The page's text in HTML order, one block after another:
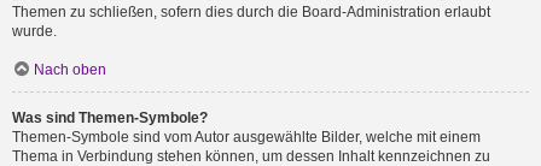
Themen zu schließen, sofern dies durch die Board-Administration erlaubt
wurde.
Nach oben
Was sind Themen-Symbole?
Themen-Symbole sind vom Autor ausgewählte Bilder, welche mit einem
Thema in Verbindung stehen können, um dessen Inhalt kennzeichnen zu